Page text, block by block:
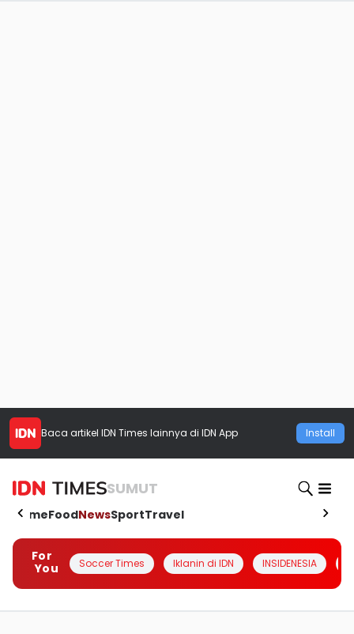
Baca artikel IDN Times lainnya di IDN App Install
SUMUT
HomeFoodNewsSportTravel
For
You
Soccer Times Iklanin di IDN INSIDENESIA